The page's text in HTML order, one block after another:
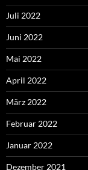
Juli 2022
Juni 2022
Mai 2022
April 2022
März 2022
Februar 2022
Januar 2022
Dezember 2021